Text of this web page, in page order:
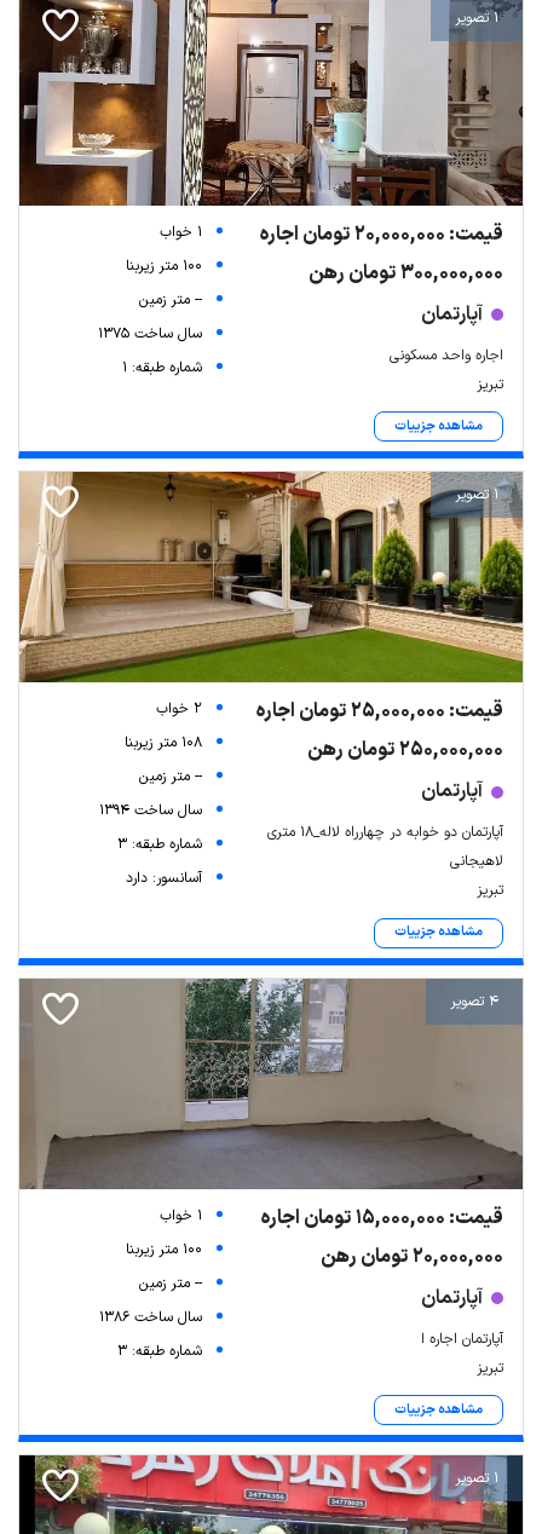
1 تصویر
قیمت: 20,000,000 تومان اجاره
300,000,000 تومان رهن
آپارتمان
اجاره واحد مسکونی
تبریز
مشاهده جزییات
1 خواب
100 متر زیربنا
-- متر زمین
سال ساخت 1375
شماره طبقه: 1
1 تصویر
قیمت: 25,000,000 تومان اجاره
250,000,000 تومان رهن
آپارتمان
آپارتمان دو خوابه در چهارراه لاله_۱۸ متری
لاهیجانی
تبریز
مشاهده جزییات
2 خواب
108 متر زیربنا
-- متر زمین
سال ساخت 1394
شماره طبقه: 3
آسانسور: دارد
4 تصویر
قیمت: 15,000,000 تومان اجاره
20,000,000 تومان رهن
آپارتمان
آپارتمان اجاره ا
تبریز
مشاهده جزییات
1 خواب
100 متر زیربنا
-- متر زمین
سال ساخت 1386
شماره طبقه: 3
1 تصویر